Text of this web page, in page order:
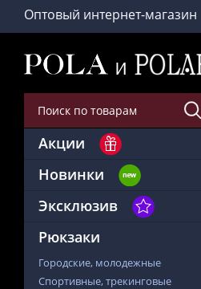
Оптовый интернет-магазин
Акции
Новинки
Эксклюзив
Рюкзаки
Городские, молодежные
Спортивные, трекинговые